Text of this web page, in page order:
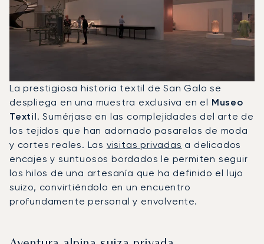
La prestigiosa historia textil de San Galo se
despliega en una muestra exclusiva en el Museo
Textil. Sumérjase en las complejidades del arte de
los tejidos que han adornado pasarelas de moda
y cortes reales. Las visitas privadas a delicados
encajes y suntuosos bordados le permiten seguir
los hilos de una artesanía que ha definido el lujo
suizo, convirtiéndolo en un encuentro
profundamente personal y envolvente.